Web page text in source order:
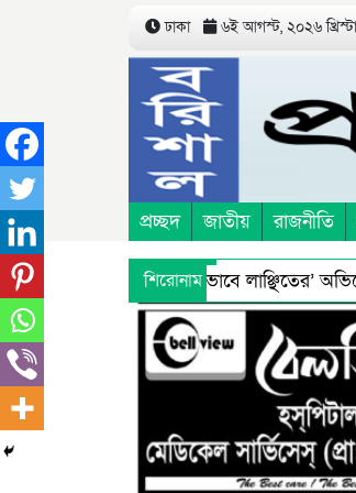
ঢাকা ৬ই আগস্ট, ২০২৬
প্রচ্ছদ জাতীয় রাজনীতি
শিরোনাম
তুলে নিয়ে ‘শারীরিকভাবে লাঞ্ছিতের’
স্বাস্থ্য অধিদফতরের মহাপরিচালকের